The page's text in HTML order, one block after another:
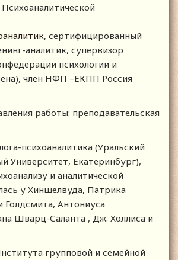
, сертифицированный
аналитик, супервизор
психологии и
член НФП –ЕКПП Россия
работы: преподавательская
психоаналитика (Уральский
Университет, Екатеринбург),
и аналитической
у Хиншелвуда, Патрика
Голдсмита, Антониуса
Шварц-Саланта , Дж. Холлиса и
групповой и семейной